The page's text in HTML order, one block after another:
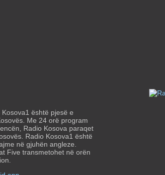
është pjesë e
Me 24 orë program
Radio Kosova paraqet
Radio Kosova1 është
në gjuhën angleze.
Five transmetohet në orën